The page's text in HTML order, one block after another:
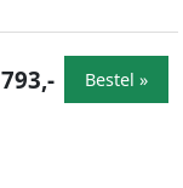
793,- Bestel »